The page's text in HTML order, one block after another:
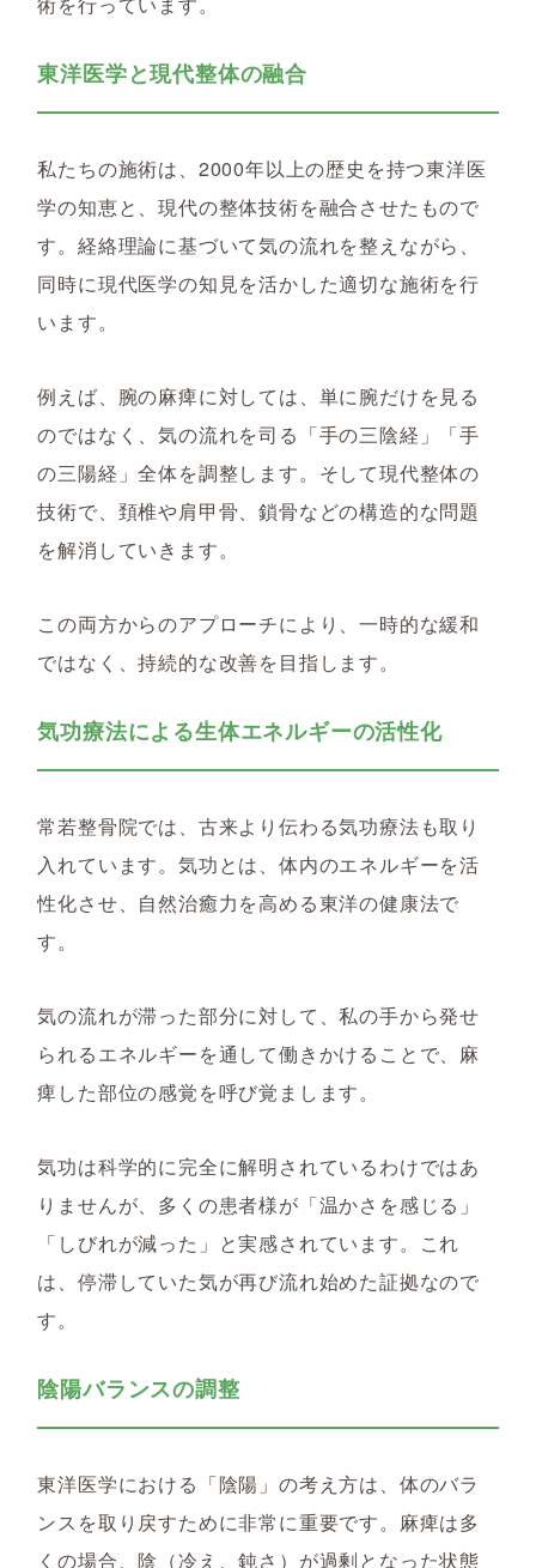
東洋医学と現代整体の融合
私たちの施術は、2000年以上の歴史を持つ東洋医
学の知恵と、現代の整体技術を融合させたもので
す。経絡理論に基づいて気の流れを整えながら、
同時に現代医学の知見を活かした適切な施術を行
います。
例えば、腕の麻痺に対しては、単に腕だけを見る
のではなく、気の流れを司る「手の三陰経」「手
の三陽経」全体を調整します。そして現代整体の
技術で、頚椎や肩甲骨、鎖骨などの構造的な問題
を解消していきます。
この両方からのアプローチにより、一時的な緩和
ではなく、持続的な改善を目指します。
気功療法による生体エネルギーの活性化
常若整骨院では、古来より伝わる気功療法も取り
入れています。気功とは、体内のエネルギーを活
性化させ、自然治癒力を高める東洋の健康法で
す。
気の流れが滞った部分に対して、私の手から発せ
られるエネルギーを通して働きかけることで、麻
痺した部位の感覚を呼び覚まします。
気功は科学的に完全に解明されているわけではあ
りませんが、多くの患者様が「温かさを感じる」
「しびれが減った」と実感されています。これ
は、停滞していた気が再び流れ始めた証拠なので
す。
陰陽バランスの調整
東洋医学における「陰陽」の考え方は、体のバラ
ンスを取り戻すために非常に重要です。麻痺は多
くの場合、陰（冷え、鈍さ）が過剰となった状態